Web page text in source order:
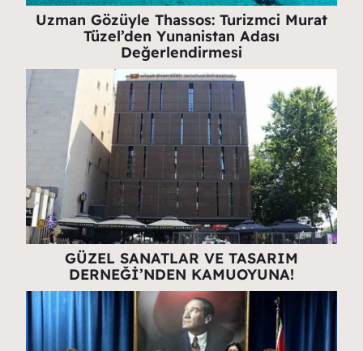
Uzman Gözüyle Thassos: Turizmci Murat
Tüzel’den Yunanistan Adası
Değerlendirmesi
GÜZEL SANATLAR VE TASARIM
DERNEĞİ’NDEN KAMUOYUNA!